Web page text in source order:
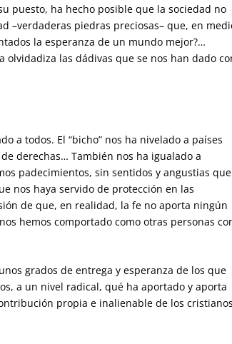
puesto, ha hecho posible que la sociedad no
–verdaderas piedras preciosas– que, en
la esperanza de un mundo mejor?…
las dádivas que se nos han dado
a todos. El “bicho” nos ha nivelado a países
derechas… También nos ha igualado a
padecimientos, sin sentidos y angustias que
nos haya servido de protección en las
de que, en realidad, la fe no aporta ningún
hemos comportado como otras personas
grados de entrega y esperanza de los que
a un nivel radical, qué ha aportado y aporta
propia e inalienable de los